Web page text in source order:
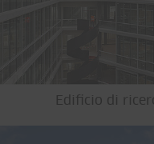
Edificio di